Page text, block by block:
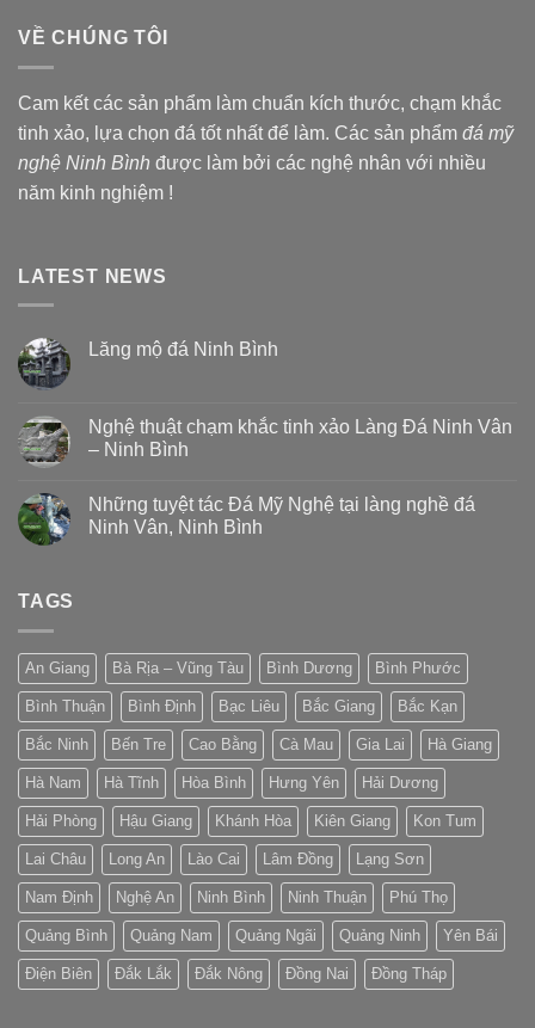
VỀ CHÚNG TÔI
Cam kết các sản phẩm làm chuẩn kích thước, chạm khắc
tinh xảo, lựa chọn đá tốt nhất để làm. Các sản phẩm đá mỹ
nghệ Ninh Bình được làm bởi các nghệ nhân với nhiều
năm kinh nghiệm !
LATEST NEWS
Lăng mộ đá Ninh Bình
Nghệ thuật chạm khắc tinh xảo Làng Đá Ninh Vân
– Ninh Bình
Những tuyệt tác Đá Mỹ Nghệ tại làng nghề đá
Ninh Vân, Ninh Bình
TAGS
An Giang Bà Rịa – Vũng Tàu Bình Dương Bình Phước
Bình Thuận Bình Định Bạc Liêu Bắc Giang Bắc Kạn
Bắc Ninh Bến Tre Cao Bằng Cà Mau Gia Lai Hà Giang
Hà Nam Hà Tĩnh Hòa Bình Hưng Yên Hải Dương
Hải Phòng Hậu Giang Khánh Hòa Kiên Giang Kon Tum
Lai Châu Long An Lào Cai Lâm Đồng Lạng Sơn
Nam Định Nghệ An Ninh Bình Ninh Thuận Phú Thọ
Quảng Bình Quảng Nam Quảng Ngãi Quảng Ninh Yên Bái
Điện Biên Đắk Lắk Đắk Nông Đồng Nai Đồng Tháp